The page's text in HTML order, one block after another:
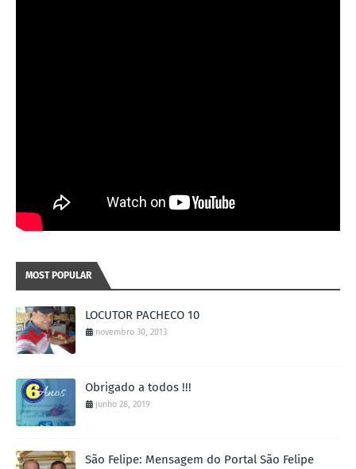
MOST POPULAR
LOCUTOR PACHECO 10
novembro 30, 2013
Obrigado a todos !!!
junho 28, 2019
São Felipe: Mensagem do Portal São Felipe